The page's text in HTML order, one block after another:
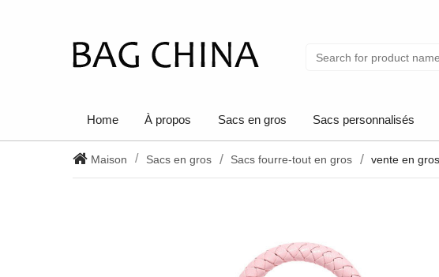
Home À propos Sacs en gros Sacs personnalisés
Maison Sacs en gros Sacs fourre-tout en gros vente en